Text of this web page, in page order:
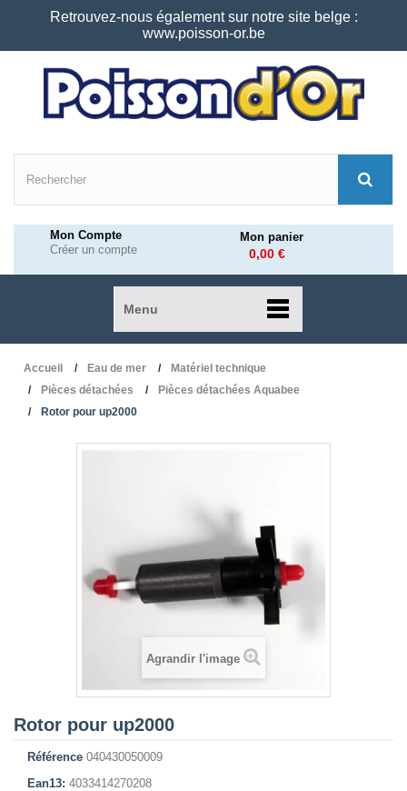
Retrouvez-nous également sur notre site belge :
www.poisson-or.be
Mon Compte
Créer un compte
Mon panier
0,00 €
Menu
Accueil Eau de mer
Matériel technique
Pièces détachées
Pièces détachées Aquabee
Rotor pour up2000
Agrandir l'image
Rotor pour up2000
Référence 040430050009
Ean13: 4033414270208